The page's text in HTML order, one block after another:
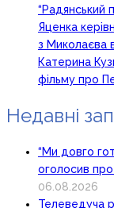
“Радянський
Яценка
з Миколаєва
Катерина
фільму про
Недавні
“Ми довго
оголосив
06.08.2026
Телеведуча